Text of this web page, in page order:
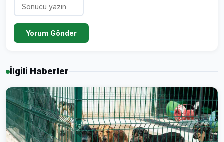
Yorum Gönder
İlgili Haberler